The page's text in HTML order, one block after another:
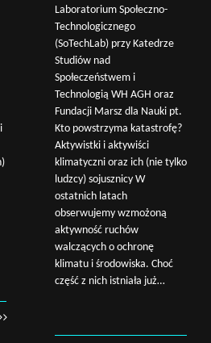
Laboratorium Społeczno-
Technologicznego
(SoTechLab) przy Katedrze
Studiów nad
Społeczeństwem i
Technologią WH AGH oraz
Fundacji Marsz dla Nauki pt.
Kto powstrzyma katastrofę?
Aktywistki i aktywiści
klimatyczni oraz ich (nie tylko
ludzcy) sojusznicy W
ostatnich latach
obserwujemy wzmożoną
aktywność ruchów
walczących o ochronę
klimatu i środowiska. Choć
część z nich istniała już…